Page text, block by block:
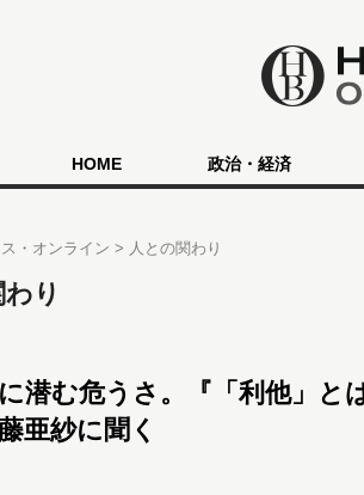
HOME 政治・経済
・オンライン 人との関わり
り
に潜む危うさ。『「利他」と
亜紗に聞く